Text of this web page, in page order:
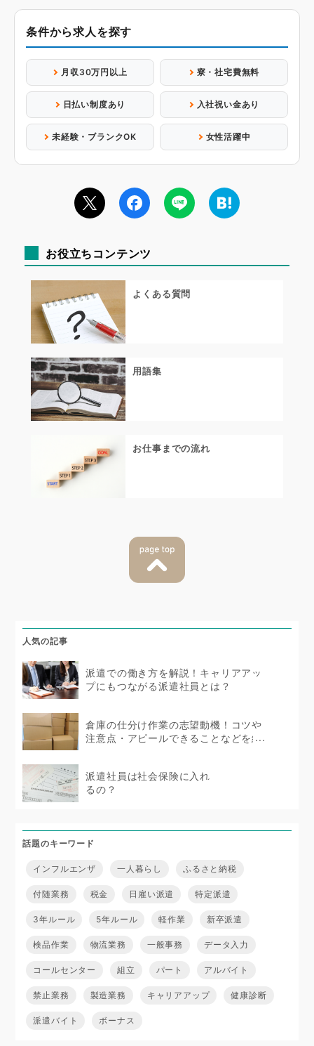
条件から求人を探す
月収30万円以上 寮・社宅費無料
日払い制度あり 入社祝い金あり
未経験・ブランクOK 女性活躍中
お役立ちコンテンツ
よくある質問
用語集
お仕事までの流れ
人気の記事
派遣での働き方を解説！キャリアアッ
プにもつながる派遣社員とは？
倉庫の仕分け作業の志望動機！コツや
注意点・アピールできることなどを紹
派遣社員は社会保険に入れ
るの？
話題のキーワード
インフルエンザ 一人暮らし ふるさと納税
付随業務 税金 日雇い派遣 特定派遣
3年ルール 5年ルール 軽作業 新卒派遣
検品作業 物流業務 一般事務 データ入力
コールセンター 組立 パート アルバイト
禁止業務 製造業務 キャリアアップ 健康診断
派遣バイト ボーナス